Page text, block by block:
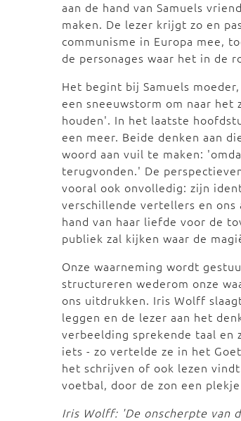
aan de hand van Samuels
maken. De lezer krijgt zo en
communisme in Europa mee,
de personages waar het in de
Het begint bij Samuels
een sneeuwstorm om naar
houden'. In het laatste
een meer. Beide denken aan
woord aan vuil te maken:
terugvonden.' De
vooral ook onvolledig: zijn
verschillende vertellers en ons
hand van haar liefde voor de
publiek zal kijken waar de
Onze waarneming wordt
structureren wederom onze
ons uitdrukken. Iris Wolff
leggen en de lezer aan het
verbeelding sprekende taal en
iets - zo vertelde ze in het
het schrijven of ook lezen
voetbal, door de zon een
Iris Wolff: 'De onscherpte van